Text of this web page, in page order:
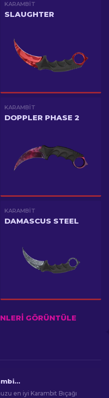
KARAMBIT
SLAUGHTER
KARAMBIT
DOPPLER PHASE 2
KARAMBIT
DAMASCUS STEEL
GÖRÜNTÜLE
En İyi CS2 Karambit Bıçağı Skin'leri
en iyi Karambit Bıçağı